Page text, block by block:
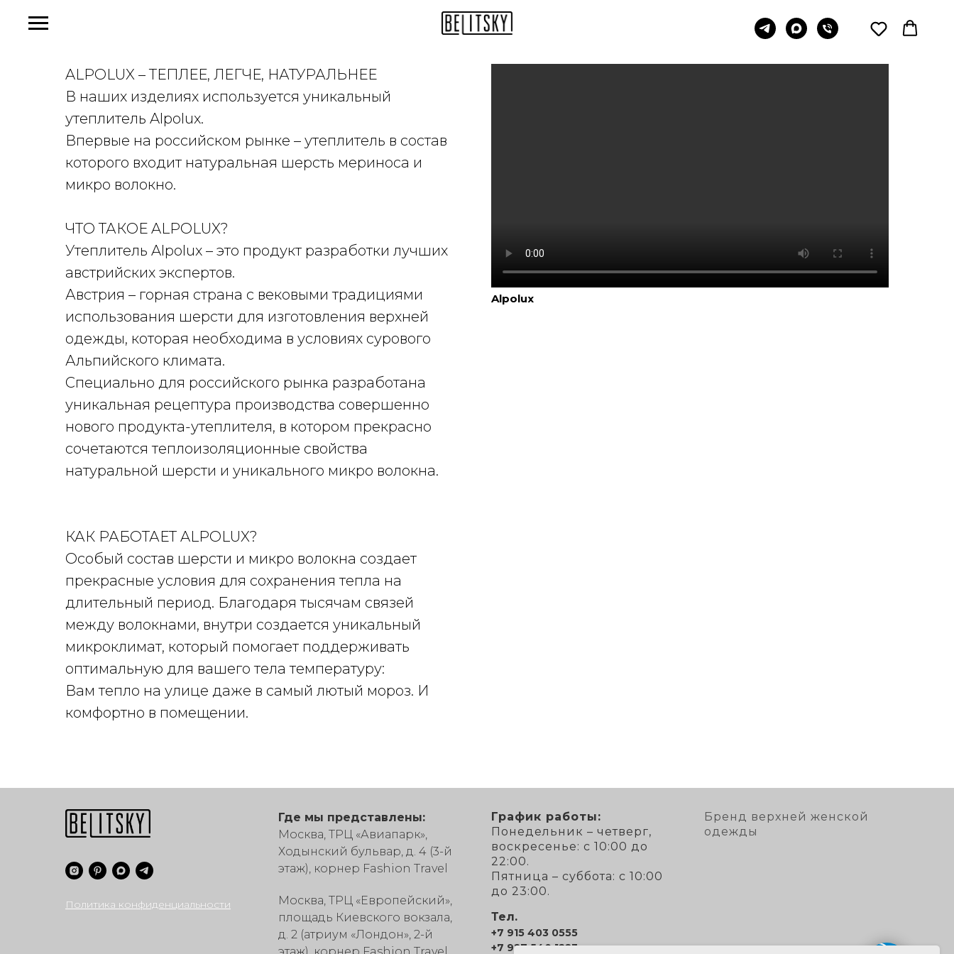
ALPOLUX – ТЕПЛЕЕ, ЛЕГЧЕ, НАТУРАЛЬНЕЕ
В наших изделиях используется уникальный
утеплитель Alpolux.
Впервые на российском рынке – утеплитель в состав
которого входит натуральная шерсть мериноса и
микро волокно.
ЧТО ТАКОЕ ALPOLUX?
Утеплитель Alpolux – это продукт разработки лучших
австрийских экспертов.
Австрия – горная страна с вековыми традициями
использования шерсти для изготовления верхней
одежды, которая необходима в условиях сурового
Альпийского климата.
Специально для российского рынка разработана
уникальная рецептура производства совершенно
нового продукта-утеплителя, в котором прекрасно
сочетаются теплоизоляционные свойства
натуральной шерсти и уникального микро волокна.
КАК РАБОТАЕТ ALPOLUX?
Особый состав шерсти и микро волокна создает
прекрасные условия для сохранения тепла на
длительный период. Благодаря тысячам связей
между волокнами, внутри создается уникальный
микроклимат, который помогает поддерживать
оптимальную для вашего тела температуру:
Вам тепло на улице даже в самый лютый мороз. И
комфортно в помещении.
Alpolux
Политика конфиденциальности
Где мы представлены:
Москва, ТРЦ «Авиапарк»,
Ходынский бульвар, д. 4 (3-й
этаж), корнер Fashion Travel
Москва, ТРЦ «Европейский»,
площадь Киевского вокзала,
д. 2 (атриум «Лондон», 2-й
График работы:
Понедельник – четверг,
воскресенье: с 10:00 до
22:00.
Пятница – суббота: с 10:00
до 23:00.
Тел.
+7 915 403 0555
+7 927 540 1223
Бренд верхней женской
одежды